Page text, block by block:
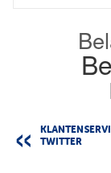
TWITTER